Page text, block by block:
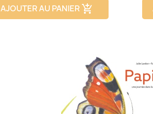
AJOUTER AU PANIER add_shopping_cart